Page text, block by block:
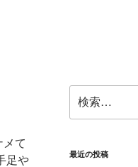
メて
足や
索:
最近の投稿